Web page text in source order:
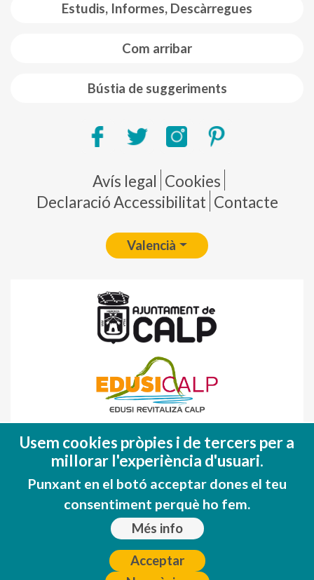
Estudis, Informes, Descàrregues
Com arribar
Bústia de suggeriments
Pie de página
Avís legal Cookies
Declaració Accessibilitat Contacte
Valencià
(FEDER)
Una manera de hacer EUROPA
Usem cookies pròpies i de tercers per a
millorar l'experiència d'usuari.
Punxant en el botó acceptar dones el teu
consentiment perquè ho fem.
Més info
Acceptar